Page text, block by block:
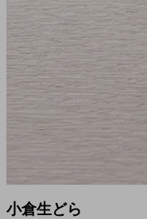
小倉生どら